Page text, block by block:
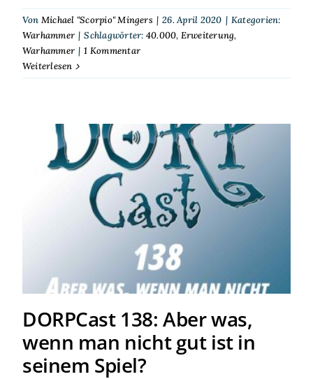
Von Michael "Scorpio" Mingers | 26. April 2020 | Kategorien:
Warhammer | Schlagwörter: 40.000, Erweiterung,
Warhammer | 1 Kommentar
Weiterlesen
DORPCast 138: Aber was,
wenn man nicht gut ist in
seinem Spiel?
DORPCast 138: Aber was,
wenn man nicht gut ist in
seinem Spiel?